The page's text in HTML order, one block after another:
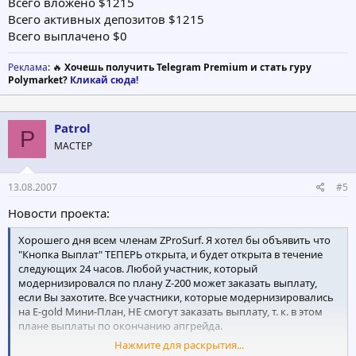
Хорошо я думаю, что это все, что я должен был сказать пока.
Продолжайте рекламировать нашу программу, я думаю через
моя цель так или иначе.
ZProSurf
Admin
Всего активных депозитов $1215
Всего выплачено $0
Реклама: 🔥 Хочешь получить Telegram Premium и стать гуру
Polymarket? Кликай сюда!
P Patrol
МАСТЕР
13.08.2007 #5
Новости проекта:
Хорошего дня всем членам ZProSurf. Я хотел бы объявить что
"Кнопка Выплат" ТЕПЕРЬ открыта, и будет открыта в течение
следующих 24 часов. Любой участник, который
модернизировался по плану Z-200 может заказать выплату,
если Вы захотите. Все участники, которые модернизировались
на E-gold Мини-План, НЕ смогут заказать выплату, т. к. в этом
плане выплаты по окончанию апгрейда.
Нажмите для раскрытия...